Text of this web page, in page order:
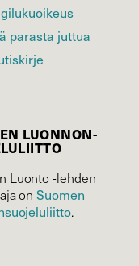
parasta juttua
LUONNON­
Luonto -lehden
onSuomen
.